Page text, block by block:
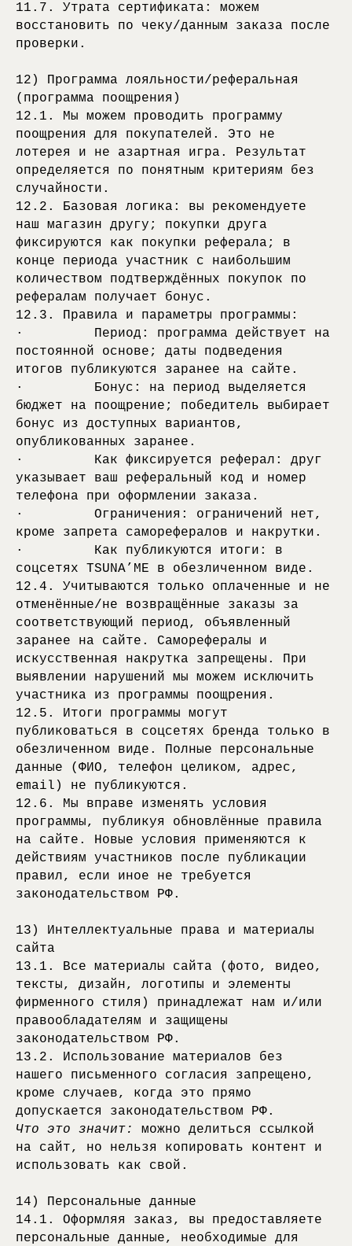
11.7. Утрата сертификата: можем
восстановить по чеку/данным заказа после
проверки.
12) Программа лояльности/реферальная
(программа поощрения)
12.1. Мы можем проводить программу
поощрения для покупателей. Это не
лотерея и не азартная игра. Результат
определяется по понятным критериям без
случайности.
12.2. Базовая логика: вы рекомендуете
наш магазин другу; покупки друга
фиксируются как покупки реферала; в
конце периода участник с наибольшим
количеством подтверждённых покупок по
рефералам получает бонус.
12.3. Правила и параметры программы:
· Период: программа действует на
постоянной основе; даты подведения
итогов публикуются заранее на сайте.
· Бонус: на период выделяется
бюджет на поощрение; победитель выбирает
бонус из доступных вариантов,
опубликованных заранее.
· Как фиксируется реферал: друг
указывает ваш реферальный код и номер
телефона при оформлении заказа.
· Ограничения: ограничений нет,
кроме запрета саморефералов и накрутки.
· Как публикуются итоги: в
соцсетях TSUNA’ME в обезличенном виде.
12.4. Учитываются только оплаченные и не
отменённые/не возвращённые заказы за
соответствующий период, объявленный
заранее на сайте. Саморефералы и
искусственная накрутка запрещены. При
выявлении нарушений мы можем исключить
участника из программы поощрения.
12.5. Итоги программы могут
публиковаться в соцсетях бренда только в
обезличенном виде. Полные персональные
данные (ФИО, телефон целиком, адрес,
email) не публикуются.
12.6. Мы вправе изменять условия
программы, публикуя обновлённые правила
на сайте. Новые условия применяются к
действиям участников после публикации
правил, если иное не требуется
законодательством РФ.
13) Интеллектуальные права и материалы
сайта
13.1. Все материалы сайта (фото, видео,
тексты, дизайн, логотипы и элементы
фирменного стиля) принадлежат нам и/или
правообладателям и защищены
законодательством РФ.
13.2. Использование материалов без
нашего письменного согласия запрещено,
кроме случаев, когда это прямо
допускается законодательством РФ.
Что это значит: можно делиться ссылкой
на сайт, но нельзя копировать контент и
использовать как свой.
14) Персональные данные
14.1. Оформляя заказ, вы предоставляете
персональные данные, необходимые для